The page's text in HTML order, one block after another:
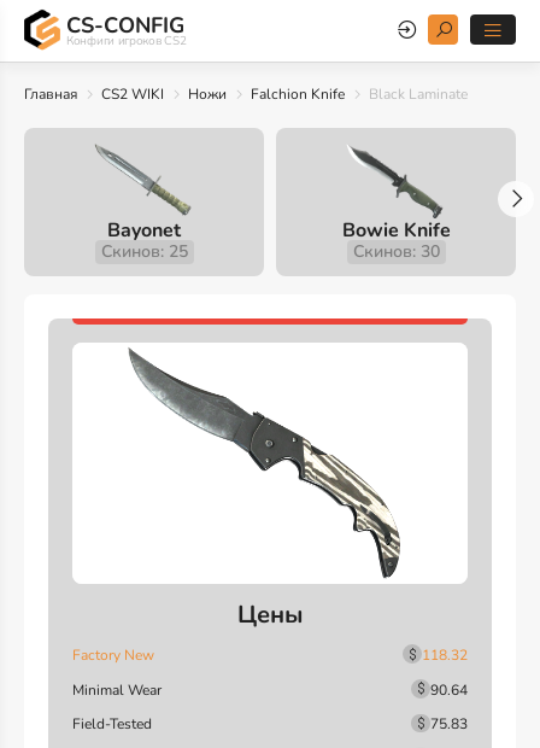
CS-CONFIG
Конфиги игроков CS2
Главная CS2 WIKI Ножи Falchion Knife Black Laminate
Bayonet
Скинов: 25
Bowie Knife
Скинов: 30
Цены
Factory New
118.32
Minimal Wear
90.64
Field-Tested
75.83